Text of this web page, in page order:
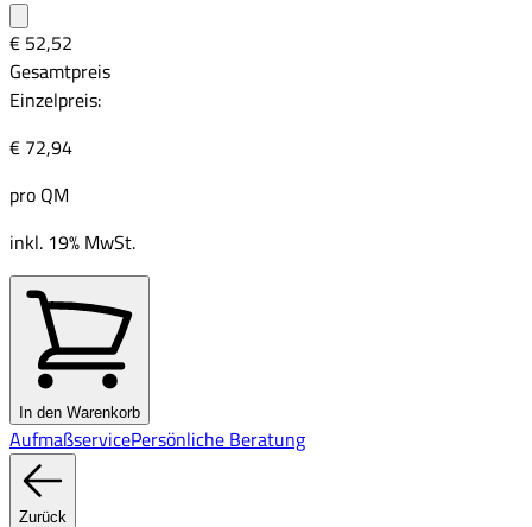
€ 52,52
Gesamtpreis
Einzelpreis:
€ 72,94
pro QM
inkl. 19% MwSt.
In den Warenkorb
AufmaßservicePersönliche Beratung
Zurück